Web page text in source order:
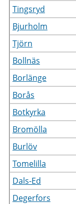
Tingsryd
Bjurholm
Tjörn
Bollnäs
Borlänge
Borås
Botkyrka
Bromölla
Burlöv
Tomelilla
Dals-Ed
Degerfors